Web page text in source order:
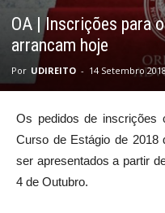
OA | Inscrições para
arrancam hoje
Por UDIREITO - 14 Setembro
Os pedidos de inscrições
Curso de Estágio de 2018
ser apresentados a partir
4 de Outubro.